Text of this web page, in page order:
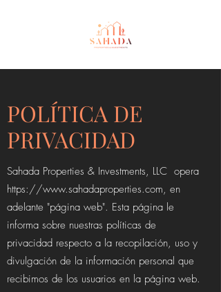
POLÍTICA DE
PRIVACIDAD
Sahada Properties & Investments, LLC opera
https://www.sahadaproperties.com, en
adelante "página web". Esta página le
informa sobre nuestras políticas de
privacidad respecto a la recopilación, uso y
divulgación de la información personal que
recibimos de los usuarios en la página web.